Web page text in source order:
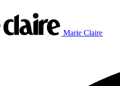
Marie Claire